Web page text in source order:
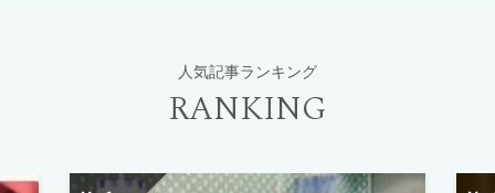
人気記事ランキング
RANKING